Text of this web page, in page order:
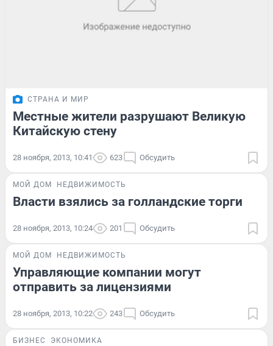
СТРАНА И МИР
Местные жители разрушают Великую
Китайскую стену
28 ноября, 2013, 10:41 623 Обсудить
МОЙ ДОМ НЕДВИЖИМОСТЬ
Власти взялись за голландские торги
28 ноября, 2013, 10:24 201 Обсудить
МОЙ ДОМ НЕДВИЖИМОСТЬ
Управляющие компании могут
отправить за лицензиями
28 ноября, 2013, 10:22 243 Обсудить
БИЗНЕС ЭКОНОМИКА